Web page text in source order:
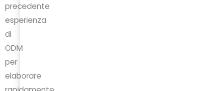
precedente
esperienza
di
ODM
per
elaborare